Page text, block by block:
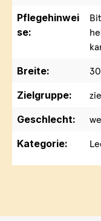
Pflegehinwei
se:
Breite:
Zielgruppe:
Geschlecht:
Kategorie: